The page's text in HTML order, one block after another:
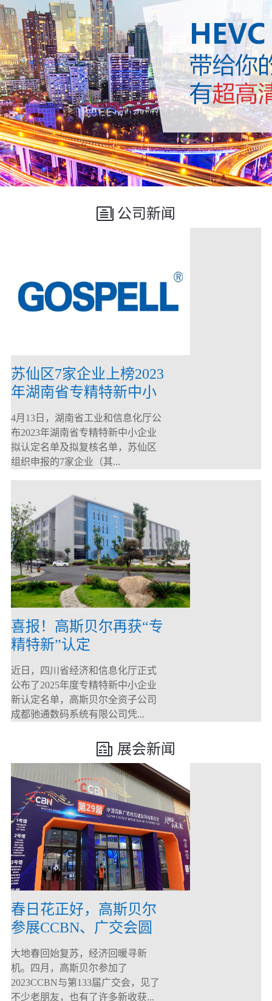
公司新闻
苏仙区7家企业上榜2023
年湖南省专精特新中小
企业
4月13日，湖南省工业和信息化厅公
布2023年湖南省专精特新中小企业
拟认定名单及拟复核名单，苏仙区
组织申报的7家企业（其...
喜报！高斯贝尔再获“专
精特新”认定
近日，四川省经济和信息化厅正式
公布了2025年度专精特新中小企业
新认定名单，高斯贝尔全资子公司
成都驰通数码系统有限公司凭...
展会新闻
春日花正好，高斯贝尔
参展CCBN、广交会圆
满落幕！
大地春回始复苏，经济回暖寻新
机。四月，高斯贝尔参加了
2023CCBN与第133届广交会，见了
不少老朋友，也有了许多新收获...